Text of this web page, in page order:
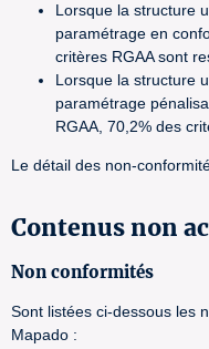
Lorsque la structure
paramétrage en
critères RGAA sont
Lorsque la structure
paramétrage
RGAA, 70,2% des
Le détail des non-
Contenus non
Non conformités
Sont listées ci-dessous les
Mapado :